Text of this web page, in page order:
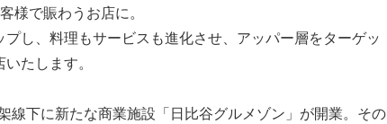
様で賑わうお店に。
し、料理もサービスも進化させ、アッパー層をターゲッ
たします。
線下に新たな商業施設「日比谷グルメゾン」が開業。その